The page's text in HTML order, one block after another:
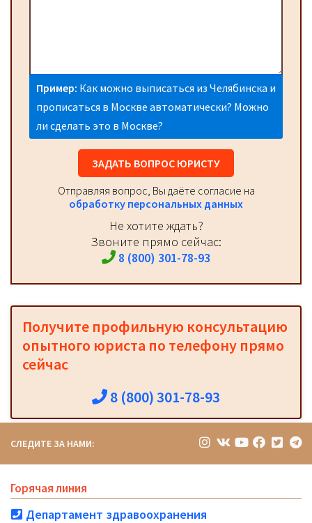
Пример: Как можно выписаться из Челябинска и
прописаться в Москве автоматически? Можно
ли сделать это в Москве?
ЗАДАТЬ ВОПРОС ЮРИСТУ
Отправляя вопрос, Вы даёте согласие на
обработку персональных данных
Не хотите ждать?
Звоните прямо сейчас:
8 (800) 301-78-93
Получите профильную консультацию
опытного юриста по телефону прямо
сейчас
8 (800) 301-78-93
СЛЕДИТЕ ЗА НАМИ:
Горячая линия
Департамент здравоохранения